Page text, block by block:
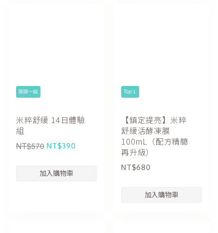
限購一組
米粹舒緩 14日體驗
組
NT$570 NT$390
Top１
【鎮定提亮】米粹
舒緩活酵凍膜
100mL（配方精簡
再升級）
NT$680